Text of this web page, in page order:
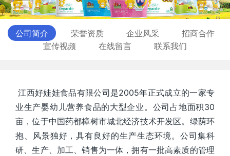
公司简介 荣誉资质 企业风采
招商合作
宣传视频
在线留言 联系我们
江西好娃娃食品有限公司是2005年正式成立的一家专
业生产婴幼儿营养食品的大型企业。公司占地面积30
亩，位于中国药都樟树市城北经济技术开发区。绿荫环
抱、风景独好，具有良好的生产生态环境。公司集科
研、生产、加工、销售为一体，拥有一批高素质的管理